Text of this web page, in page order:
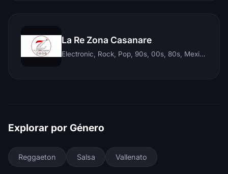
La Re Zona Casanare
Electronic, Rock, Pop, 90s, 00s, 80s, Mexican, Ranchera, Reggaeton, Instrumental, Salsa, Merengue, Tropical, Romantic, Vallenato, Llanera
Explorar por Género
Reggaeton Salsa Vallenato